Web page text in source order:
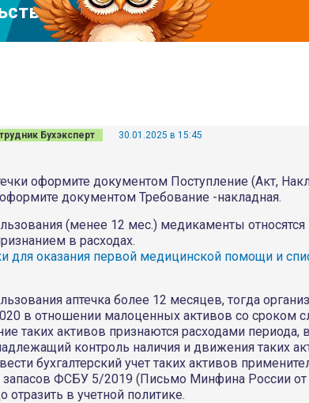
Бухэксперт 30.01.2025 в 15:45
оформите документом Поступление (Акт,
документом Требование -накладная.
(менее 12 мес.) медикаменты относятся
в расходах.
для оказания первой медицинской помощи и
аптечка более 12 месяцев, тогда
в отношении малоценных активов со сроком
таких активов признаются расходами
контроль наличия и движения таких
бухгалтерский учет таких активов
запасов ФСБУ 5/2019 (Письмо Минфина России
в учетной политике.